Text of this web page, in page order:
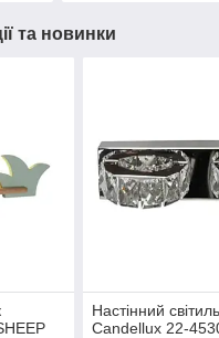
та новинки
Настінний
Candellux 22-